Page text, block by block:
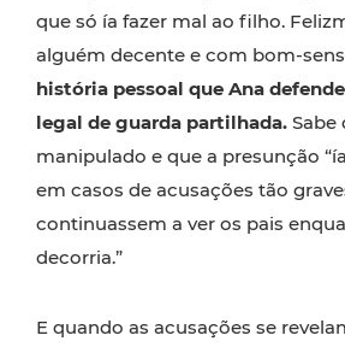
que só ía fazer mal ao filho.
alguém decente e com bom-
história pessoal que Ana
legal de guarda partilhada. Sabe
manipulado e que a presunção
em casos de acusações tão
continuassem a ver os pais
decorria.”
E quando as acusações se